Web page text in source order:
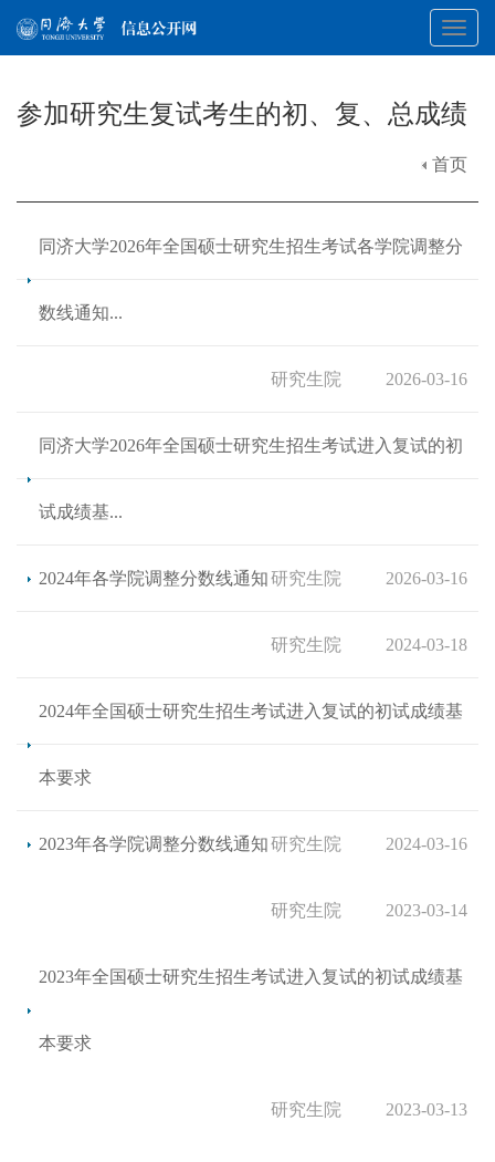
参加研究生复试考生的初、复、总成绩
首页
同济大学2026年全国硕士研究生招生考试各学院调整分
数线通知...
2026-03-16
研究生院
同济大学2026年全国硕士研究生招生考试进入复试的初
试成绩基...
2026-03-16
研究生院
2024年各学院调整分数线通知
2024-03-18
研究生院
2024年全国硕士研究生招生考试进入复试的初试成绩基
本要求
2024-03-16
研究生院
2023年各学院调整分数线通知
2023-03-14
研究生院
2023年全国硕士研究生招生考试进入复试的初试成绩基
本要求
2023-03-13
研究生院